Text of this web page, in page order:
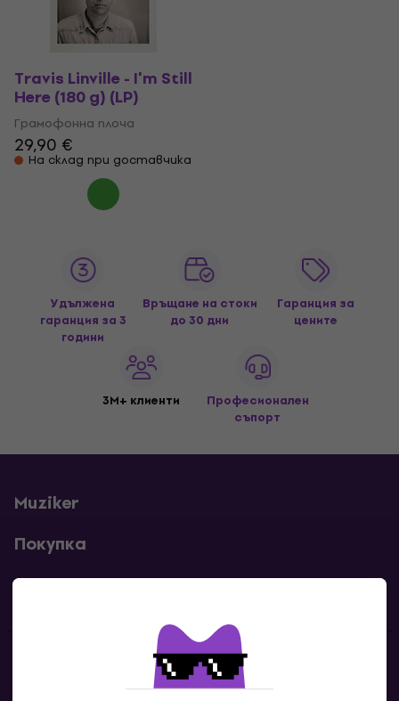
Travis Linville - I'm Still
Here (180 g) (LP)
Грамофонна плоча
29,90 €
На склад при доставчика
Удължена
гаранция за 3
години
Връщане на стоки
до 30 дни
Гаранция за
цените
3M+ клиенти
Професионален
съпорт
Muziker
Покупка
Полезни линкове
Контакти